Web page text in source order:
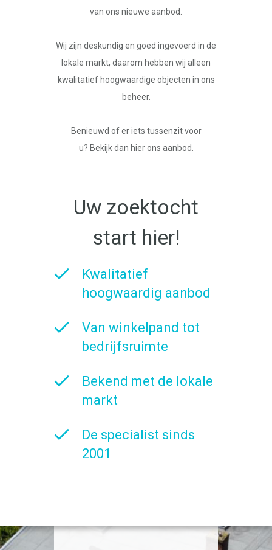
van ons nieuwe aanbod.
Wij zijn deskundig en goed ingevoerd in de
lokale markt, daarom hebben wij alleen
kwalitatief hoogwaardige objecten in ons
beheer.
Benieuwd of er iets tussenzit voor
u? Bekijk dan hier ons aanbod.
Uw zoektocht
start hier!
Kwalitatief
hoogwaardig aanbod
Van winkelpand tot
bedrijfsruimte
Bekend met de lokale
markt
De specialist sinds
2001